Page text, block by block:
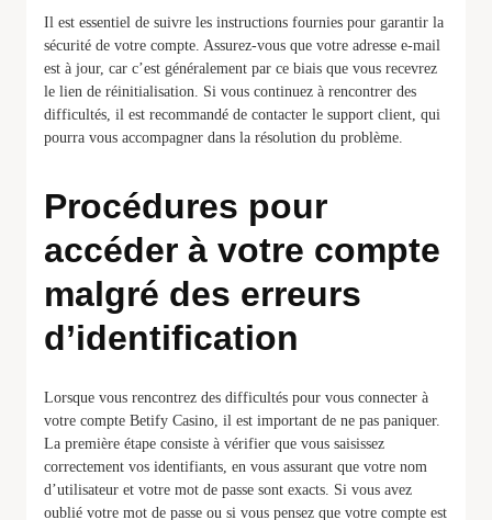
Il est essentiel de suivre les instructions fournies pour garantir la
sécurité de votre compte. Assurez-vous que votre adresse e-mail
est à jour, car c’est généralement par ce biais que vous recevrez
le lien de réinitialisation. Si vous continuez à rencontrer des
difficultés, il est recommandé de contacter le support client, qui
pourra vous accompagner dans la résolution du problème.
Procédures pour
accéder à votre compte
malgré des erreurs
d’identification
Lorsque vous rencontrez des difficultés pour vous connecter à
votre compte Betify Casino, il est important de ne pas paniquer.
La première étape consiste à vérifier que vous saisissez
correctement vos identifiants, en vous assurant que votre nom
d’utilisateur et votre mot de passe sont exacts. Si vous avez
oublié votre mot de passe ou si vous pensez que votre compte est